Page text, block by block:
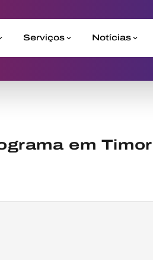
Serviços Notícias
em Timor